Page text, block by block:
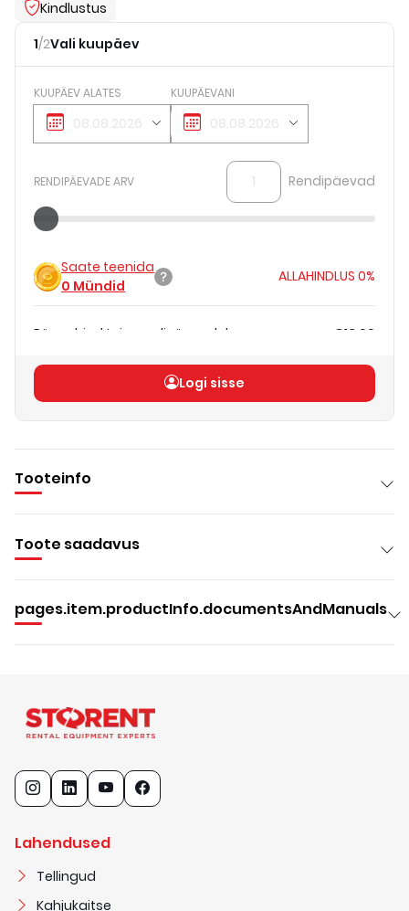
Kindlustus
1/2Vali kuupäev
KUUPÄEV ALATES KUUPÄEVANI
RENDIPÄEVADE ARV Rendipäevad
Saate teenida
0 Mündid
ALLAHINDLUS 0%
Päevahind teie rendipäevadele €13.00
ilma KM-ta)Logi sisse
Tooteinfo
Toote saadavus
pages.item.productInfo.documentsAndManuals
Lahendused
Tellingud
Kahjukaitse